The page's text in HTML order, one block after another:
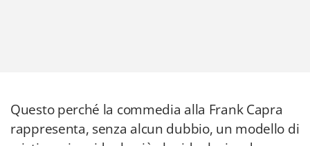
Questo perché la commedia alla Frank Capra
rappresenta, senza alcun dubbio, un modello di